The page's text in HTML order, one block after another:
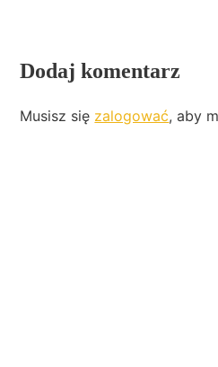
Dodaj komentarz
Musisz się zalogować, aby